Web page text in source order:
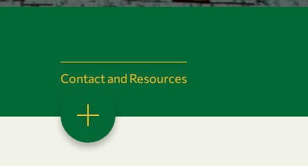
Contact and Resources